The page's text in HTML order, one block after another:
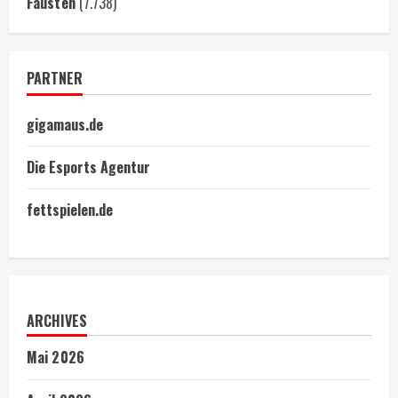
PARTNER
gigamaus.de
Die Esports Agentur
fettspielen.de
ARCHIVES
Mai 2026